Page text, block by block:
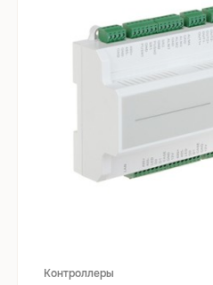
Контроллеры